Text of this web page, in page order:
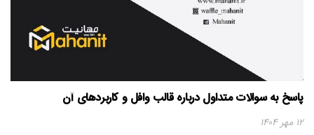
پاسخ به سوالات متداول درباره قالب وافل و کاربردهای آن
۱۲ مهر ۱۴۰۴